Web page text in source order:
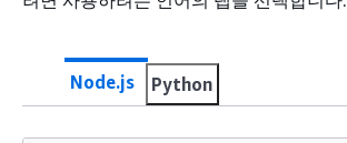
Node.js Python